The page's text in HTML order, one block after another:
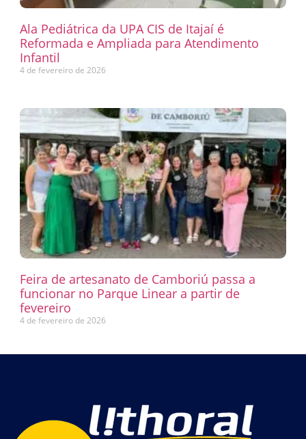
Ala Pediátrica da UPA CIS de Itajaí é
Reformada e Ampliada para Atendimento
Infantil
4 de fevereiro de 2026
Feira de artesanato de Camboriú passa a
funcionar no Parque Linear a partir de
fevereiro
4 de fevereiro de 2026